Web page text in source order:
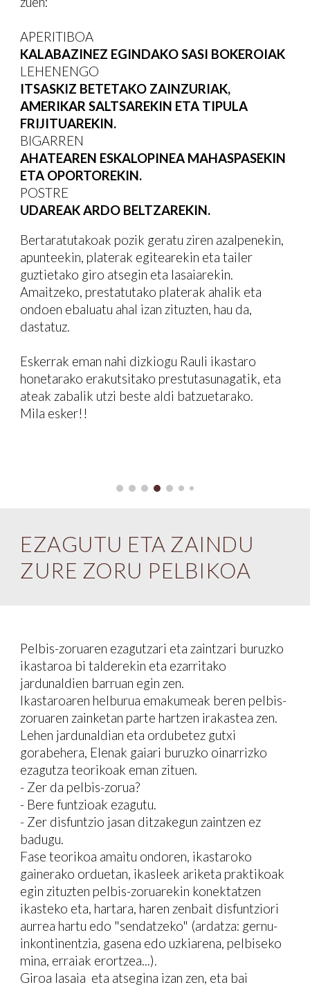
APERITIBOA
KALABAZINEZ EGINDAKO SASI BOKEROIAK
LEHENENGO
ITSASKIZ BETETAKO ZAINZURIAK,
AMERIKAR SALTSAREKIN ETA TIPULA
FRIJITUAREKIN.
BIGARREN
AHATEAREN ESKALOPINEA MAHASPASEKIN
ETA OPORTOREKIN.
POSTRE
UDAREAK ARDO BELTZAREKIN.
Bertaratutakoak pozik geratu ziren azalpenekin,
apunteekin, platerak egitearekin eta tailer
guztietako giro atsegin eta lasaiarekin.
Amaitzeko, prestatutako platerak ahalik eta
ondoen ebaluatu ahal izan zituzten, hau da,
dastatuz.
Eskerrak eman nahi dizkiogu Rauli ikastaro
honetarako erakutsitako prestutasunagatik, eta
ateak zabalik utzi beste aldi batzuetarako.
Mila esker!!
EZAGUTU ETA ZAINDU
ZURE ZORU PELBIKOA
Pelbis-zoruaren ezagutzari eta zaintzari buruzko
ikastaroa bi talderekin eta ezarritako
jardunaldien barruan egin zen.
Ikastaroaren helburua emakumeak beren pelbis-
zoruaren zainketan parte hartzen irakastea zen.
Lehen jardunaldian eta ordubetez gutxi
gorabehera, Elenak gaiari buruzko oinarrizko
ezagutza teorikoak eman zituen.
- Zer da pelbis-zorua?
- Bere funtzioak ezagutu.
- Zer disfuntzio jasan ditzakegun zaintzen ez
badugu.
Fase teorikoa amaitu ondoren, ikastaroko
gainerako orduetan, ikasleek ariketa praktikoak
egin zituzten pelbis-zoruarekin konektatzen
ikasteko eta, hartara, haren zenbait disfuntziori
aurrea hartu edo "sendatzeko" (ardatza: gernu-
inkontinentzia, gasena edo uzkiarena, pelbiseko
mina, erraiak erortzea...).
Giroa lasaia eta atsegina izan zen, eta bai